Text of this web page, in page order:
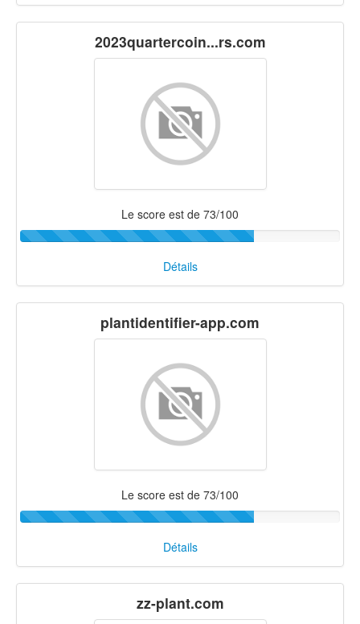
2023quartercoin...rs.com
Le score est de 73/100
Détails
plantidentifier-app.com
Le score est de 73/100
Détails
zz-plant.com